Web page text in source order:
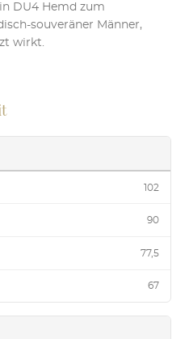
DU4 Hemd zum
souveräner Männer,
wirkt.
102
90
77,5
67